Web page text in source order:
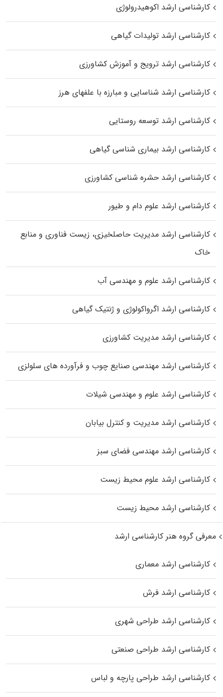
کارشناسی ارشد اکوهیدرولوژی
کارشناسی ارشد تولیدات گیاهی
کارشناسی ارشد ترویج و آموزش کشاورزی
کارشناسی ارشد شناسایی و مبارزه با علفهای هرز
کارشناسی ارشد توسعه روستایی
کارشناسی ارشد بیماری‌ شناسی گیاهی
کارشناسی ارشد حشره‌ شناسی کشاورزی
کارشناسی ارشد علوم دام و طیور
کارشناسی ارشد مدیریت حاصلخیزی، زیست فناوری و منابع
خاک
کارشناسی ارشد علوم و مهندسی آب
کارشناسی ارشد اگرواکولوژی و ژنتیک گیاهی
کارشناسی ارشد مدیریت کشاورزی
کارشناسی ارشد مهندسی صنایع چوب و فرآورده‌ های سلولزی
کارشناسی ارشد علوم و مهندسی شیلات
کارشناسی ارشد مدیریت و کنترل بیابان
کارشناسی ارشد مهندسی فضای سبز
کارشناسی ارشد علوم محیط‌ زیست
کارشناسی ارشد محیط زیست
معرفی گروه هنر کارشناسی ارشد
کارشناسی ارشد معماری
کارشناسی ارشد فرش
کارشناسی ارشد طراحی شهری
کارشناسی ارشد طراحی صنعتی
کارشناسی ارشد طراحی پارچه و لباس